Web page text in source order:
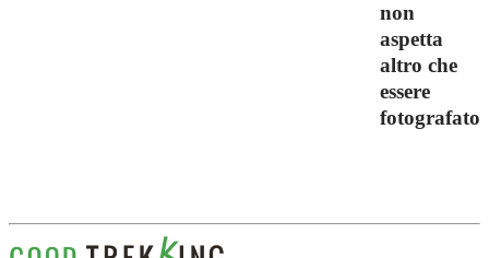
non
aspetta
altro che
essere
fotografato